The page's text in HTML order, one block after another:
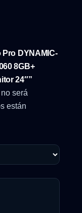
DYNAMIC-
8GB+
24″”
será
están